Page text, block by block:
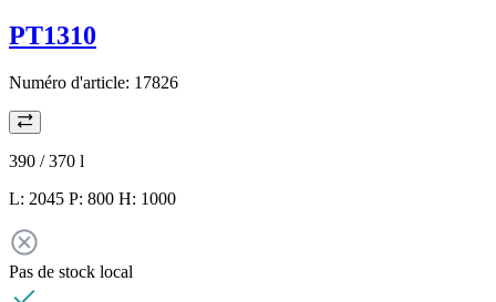
PT1310
Numéro d'article: 17826
390 / 370 l
L: 2045 P: 800 H: 1000
Pas de stock local